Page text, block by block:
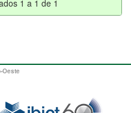
1 a 1 de 1
Oeste